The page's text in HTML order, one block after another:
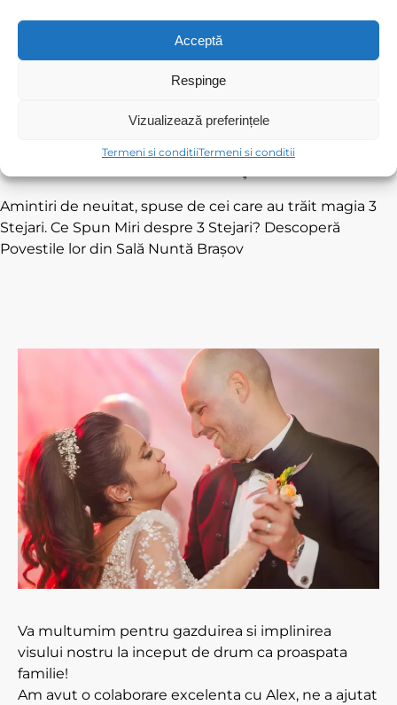
Acceptă
Respinge
Vizualizează preferințele
Termeni si conditiiTermeni si conditii
ALES 3 STEJARI CA LOCAȚIE
NUNTĂ BRAȘOV?
Amintiri de neuitat, spuse de cei care au trăit magia 3
Stejari. Ce Spun Miri despre 3 Stejari? Descoperă
Povestile lor din Sală Nuntă Brașov
Va multumim pentru gazduirea si implinirea
visului nostru la inceput de drum ca proaspata
familie!
Am avut o colaborare excelenta cu Alex, ne a ajutat